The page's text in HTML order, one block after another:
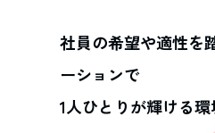
社員の希望や適性を
ーションで
1人ひとりが輝ける